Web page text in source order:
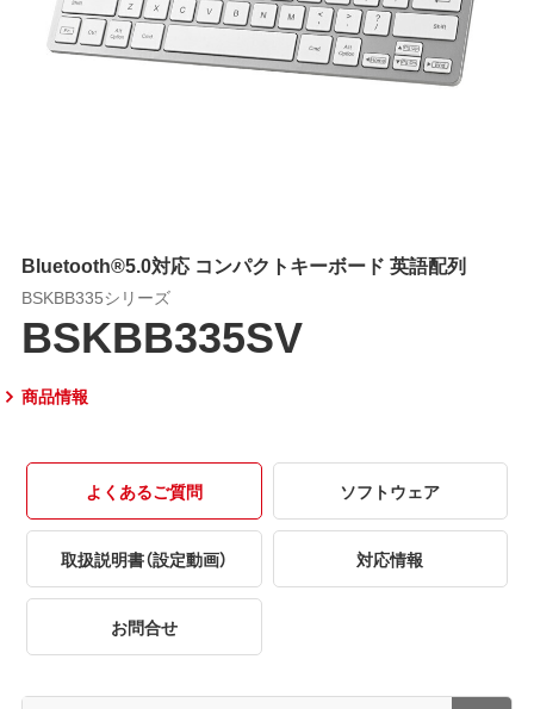
Bluetooth®5.0対応 コンパクトキーボード 英語配列
BSKBB335シリーズ
BSKBB335SV
商品情報
よくあるご質問 ソフトウェア
取扱説明書（設定動画） 対応情報
お問合せ